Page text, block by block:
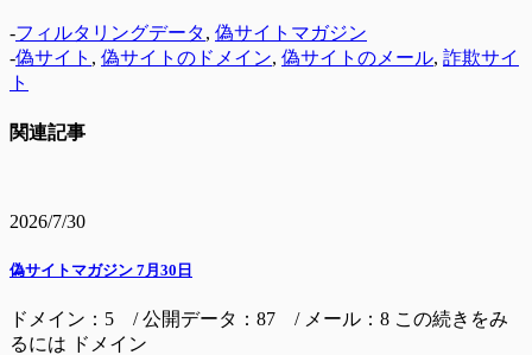
-フィルタリングデータ, 偽サイトマガジン
-偽サイト , 偽サイトのドメイン, 偽サイトのメール, 詐欺サイ
ト
関連記事
2026/7/30
偽サイトマガジン 7月30日
ドメイン：5 / 公開データ：87 / メール：8 この続きをみ
るには ドメイン